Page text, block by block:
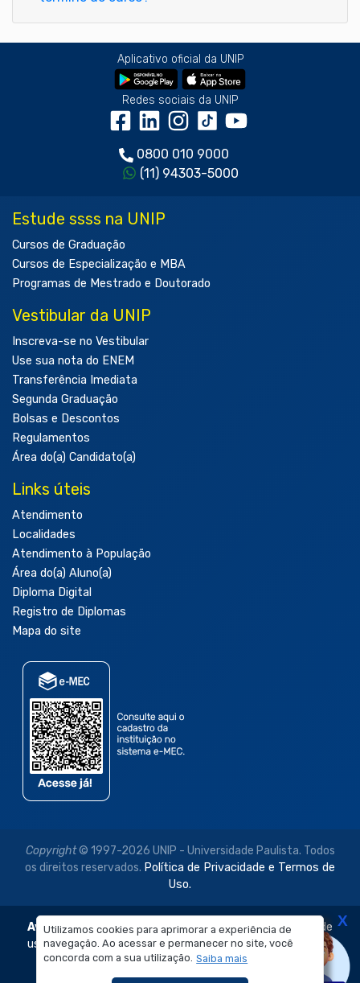
Utilizamos cookies para aprimorar a experiência de
navegação. Ao acessar e permanecer no site, você
concorda com a sua utilização. Saiba mais
Aplicativo oficial da UNIP
Redes sociais da UNIP
0800 010 9000
(11) 94303-5000
Estude ssss na UNIP
Cursos de Graduação
Cursos de Especialização e MBA
Programas de Mestrado e Doutorado
Vestibular da UNIP
Inscreva-se no Vestibular
Use sua nota do ENEM
Transferência Imediata
Segunda Graduação
Bolsas e Descontos
Regulamentos
Área do(a) Candidato(a)
Links úteis
Atendimento
Localidades
Atendimento à População
Área do(a) Aluno(a)
Diploma Digital
Registro de Diplomas
Mapa do site
Copyright© 1997-2026 UNIP - Universidade Paulista. Todos
os direitos reservados. Política de Privacidade e Termos de
Uso.
Aviso Legal: As imagens disponibilizadas neste site são de
uso exclusivo institucional do Sistema de Ensino Objetivo e
da Universidade Paulista – UNIP.
É proibida a reprodução, utilização, edição ou
X